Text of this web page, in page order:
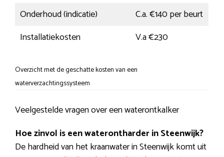
Onderhoud (indicatie)
C.a. €140 per beurt
Installatiekosten
V.a €230
Overzicht met de geschatte kosten van een
waterverzachtingssysteem
Veelgestelde vragen over een waterontkalker
Hoe zinvol is een waterontharder in Steenwijk?
De hardheid van het kraanwater in Steenwijk komt uit